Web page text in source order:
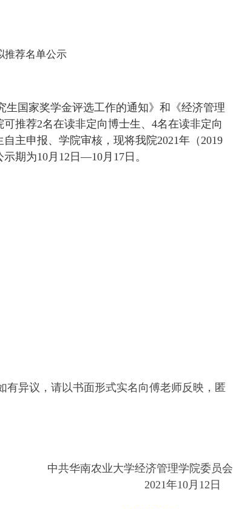
推荐名单公示
生国家奖学金评选工作的通知》和《经济管理
推荐2名在读非定向博士生、4名在读非定向
主申报、学院审核，现将我院2021年（2019
期为10月12日—10月17日。
有异议，请以书面形式实名向傅老师反映，匿
中共华南农业大学经济管理学院委员会
2021年10月12日